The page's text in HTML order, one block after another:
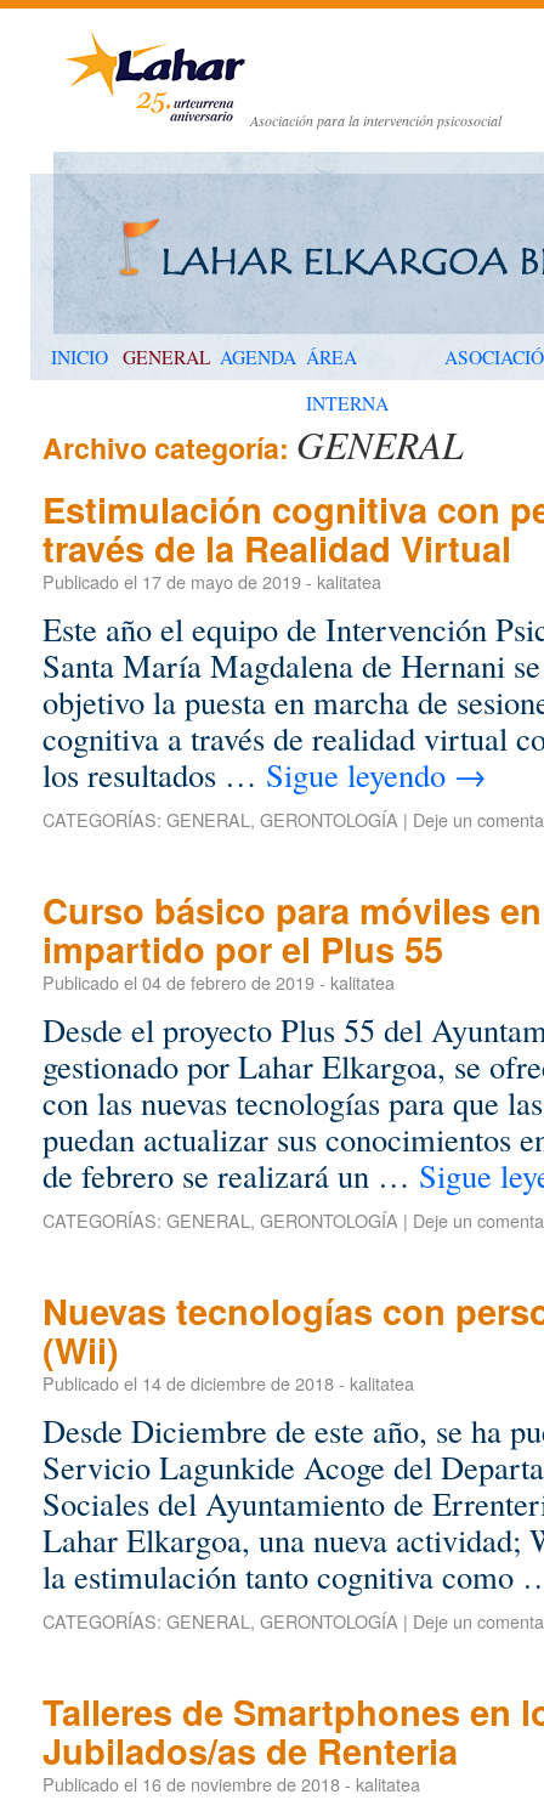
Asociación para la intervención psicosocial
INICIO GENERAL AGENDA ÁREA
INTERNA
Archivo categoría: GENERAL
Estimulación cognitiva con
través de la Realidad Virtual
Publicado el 17 de mayo de 2019- kalitatea
Este año el equipo de Intervención
Santa María Magdalena de Hernani
objetivo la puesta en marcha de
cognitiva a través de realidad virtual
los resultados … Sigue leyendo →
CATEGORÍAS: GENERAL , GERONTOLOGÍA | Deje un
Curso básico para móviles
impartido por el Plus 55
Publicado el 04 de febrero de 2019- kalitatea
Desde el proyecto Plus 55 del
gestionado por Lahar Elkargoa, se
con las nuevas tecnologías para que
puedan actualizar sus conocimientos
de febrero se realizará un … Sigue
CATEGORÍAS: GENERAL , GERONTOLOGÍA | Deje un
Nuevas tecnologías con
(Wii)
Publicado el 14 de diciembre de 2018- kalitatea
Desde Diciembre de este año, se ha
Servicio Lagunkide Acoge del
Sociales del Ayuntamiento de
Lahar Elkargoa, una nueva actividad;
la estimulación tanto cognitiva
CATEGORÍAS: GENERAL , GERONTOLOGÍA | Deje un
Talleres de Smartphones en
Jubilados/as de Renteria
Publicado el 16 de noviembre de 2018- kalitatea